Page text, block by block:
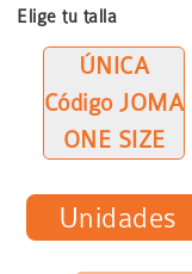
Elige tu talla
ÚNICA
Código JOMA
ONE SIZE
Unidades